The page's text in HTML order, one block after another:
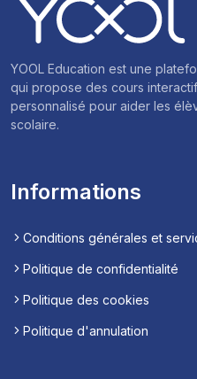
YOOL Education est une
qui propose des cours
personnalisé pour aider les
scolaire.
Informations
Conditions générales et
Politique de confidentialité
Politique des cookies
Politique d'annulation